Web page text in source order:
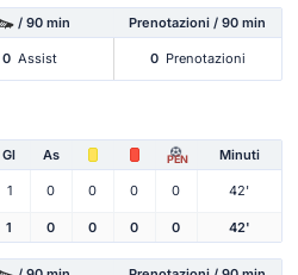
/ 90 min Prenotazioni / 90 min
0 Assist 0 Prenotazioni
Gl As PEN
Minuti
1 0 0 0 0 42'
1 0 0 0 0 42'